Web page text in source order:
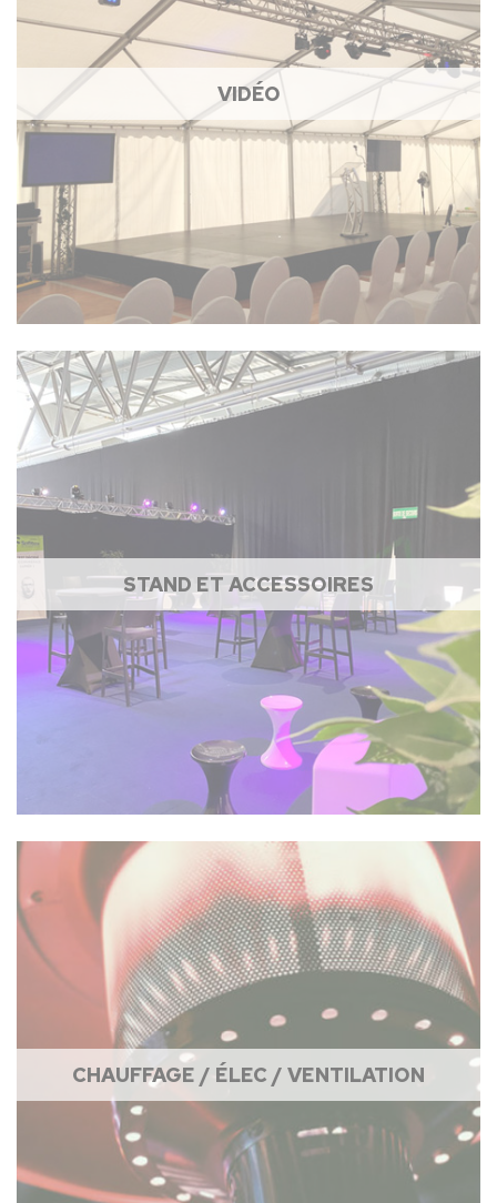
VIDÉO
STAND ET ACCESSOIRES
CHAUFFAGE / ÉLEC / VENTILATION